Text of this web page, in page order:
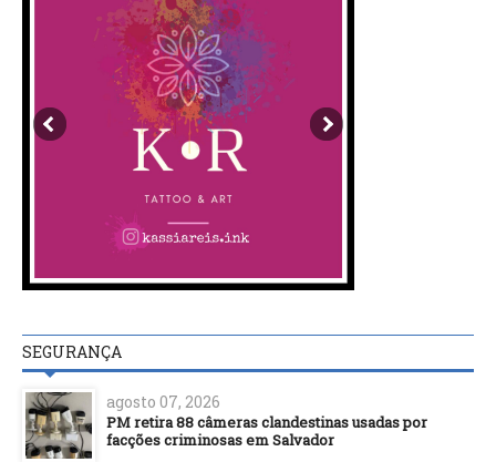
SEGURANÇA
agosto 07, 2026
PM retira 88 câmeras clandestinas usadas por
facções criminosas em Salvador